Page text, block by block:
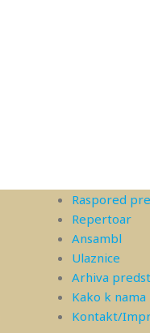
Raspored
Repertoar
Ansambl
Ulaznice
Arhiva
Kako k nama
Kontakt/